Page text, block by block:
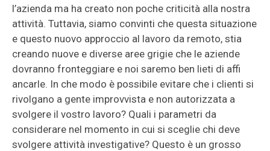
l’azienda ma ha creato non poche criticità alla nostra
attività. Tuttavia, siamo convinti che questa situazione
e questo nuovo approccio al lavoro da remoto, stia
creando nuove e diverse aree grigie che le aziende
dovranno fronteggiare e noi saremo ben lieti di affi
ancarle. In che modo è possibile evitare che i clienti si
rivolgano a gente improvvista e non autorizzata a
svolgere il vostro lavoro? Quali i parametri da
considerare nel momento in cui si sceglie chi deve
svolgere attività investigative? Questo è un grosso